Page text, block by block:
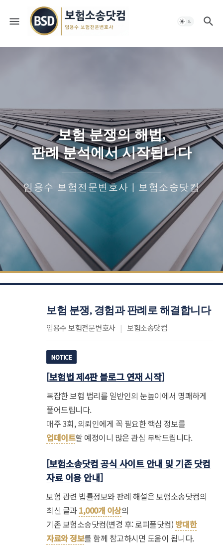
보험 분쟁의 해법,
판례 분석에서 시작됩니다
임용수 보험전문변호사 | 보험소송닷컴
보험 분쟁, 경험과 판례로 해결합니다
임용수 보험전문변호사 | 보험소송닷컴
NOTICE
[보험법 제4판 블로그 연재 시작]
복잡한 보험 법리를 일반인의 눈높이에서 명쾌하게
풀어드립니다.
매주 3회, 의뢰인에게 꼭 필요한 핵심 정보를
업데이트할 예정이니 많은 관심 부탁드립니다.
[보험소송닷컴 공식 사이트 안내 및 기존 닷컴
자료 이용 안내]
보험 관련 법률정보와 판례 해설은 보험소송닷컴의
최신 글과1,000개 이상의
기존 보험소송닷컴(변경 후: 로피플닷컴) 방대한
자료와 정보를 함께 참고하시면 도움이 됩니다.